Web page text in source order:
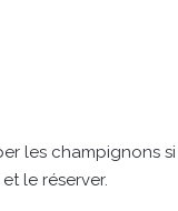
les champignons si
le réserver.